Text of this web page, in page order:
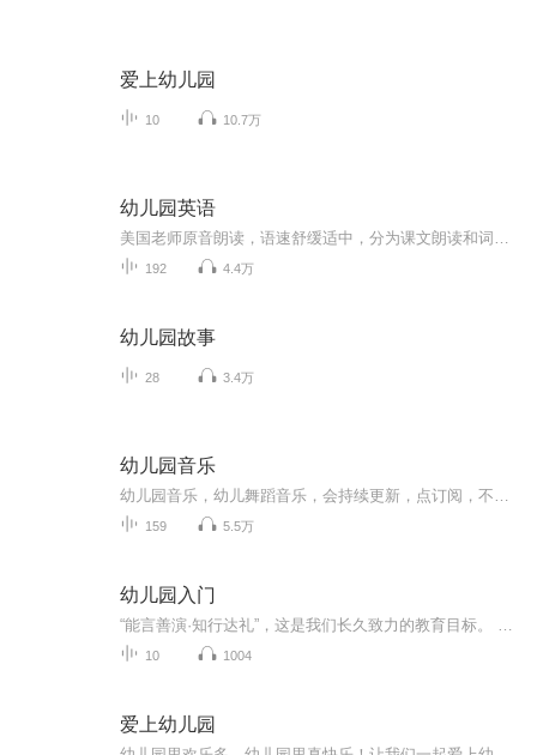
爱上幼儿园
10 10.7万
幼儿园英语
192 4.4万
幼儿园故事
28 3.4万
幼儿园音乐
159 5.5万
幼儿园入门
10 1004
爱上幼儿园